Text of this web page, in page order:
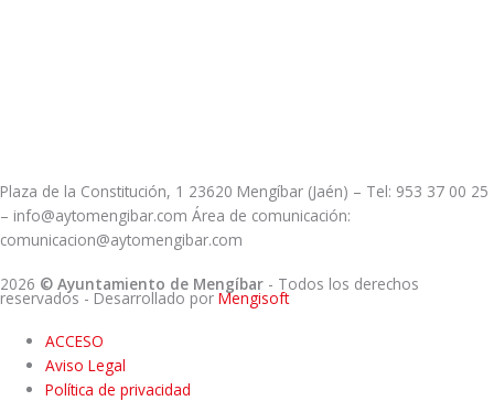
Plaza de la Constitución, 1 23620 Mengíbar (Jaén) – Tel: 953 37 00 25
– info@aytomengibar.com Área de comunicación:
comunicacion@aytomengibar.com
2026 © Ayuntamiento de Mengíbar - Todos los derechos
reservados - Desarrollado por Mengisoft
ACCESO
Aviso Legal
Política de privacidad